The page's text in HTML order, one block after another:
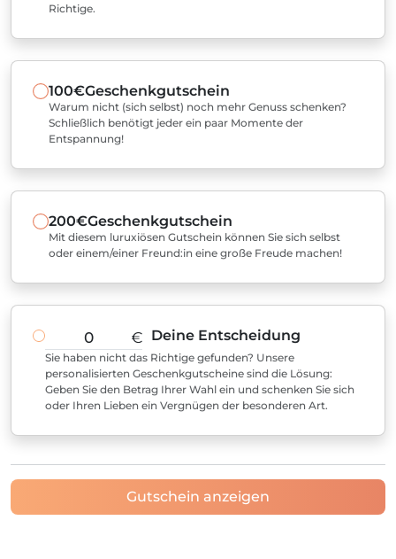
Richtige.
100€Geschenkgutschein
Warum nicht (sich selbst) noch mehr Genuss schenken?
Schließlich benötigt jeder ein paar Momente der
Entspannung!
200€Geschenkgutschein
Mit diesem luruxiösen Gutschein können Sie sich selbst
oder einem/einer Freund:in eine große Freude machen!
€ Deine Entscheidung
Sie haben nicht das Richtige gefunden? Unsere
personalisierten Geschenkgutscheine sind die Lösung:
Geben Sie den Betrag Ihrer Wahl ein und schenken Sie sich
oder Ihren Lieben ein Vergnügen der besonderen Art.
Gutschein anzeigen